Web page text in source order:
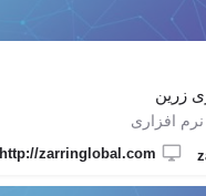
زرین
افزاری
http://zarringlobal.com